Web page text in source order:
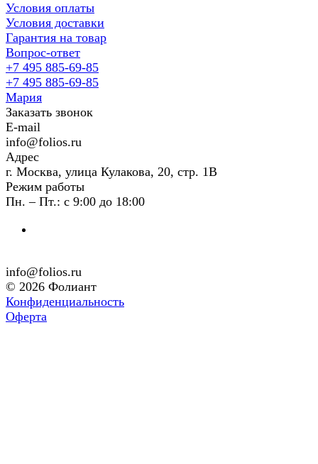
Условия оплаты
Условия доставки
Гарантия на товар
Вопрос-ответ
+7 495 885-69-85
+7 495 885-69-85
Мария
Заказать звонок
E-mail
info@folios.ru
Адрес
г. Москва, улица Кулакова, 20, стр. 1В
Режим работы
Пн. – Пт.: с 9:00 до 18:00
info@folios.ru
© 2026 Фолиант
Конфиденциальность
Оферта